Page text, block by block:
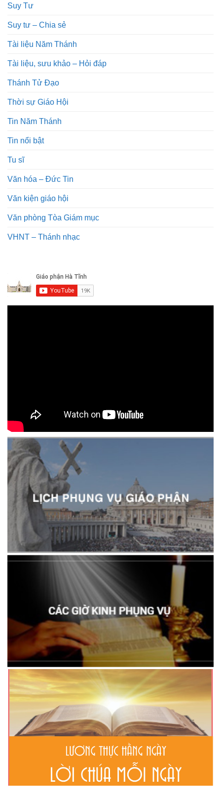
Suy Tư
Suy tư – Chia sẻ
Tài liệu Năm Thánh
Tài liệu, sưu khảo – Hỏi đáp
Thánh Tử Đạo
Thời sự Giáo Hội
Tin Năm Thánh
Tin nổi bật
Tu sĩ
Văn hóa – Đức Tin
Văn kiện giáo hội
Văn phòng Tòa Giám mục
VHNT – Thánh nhạc